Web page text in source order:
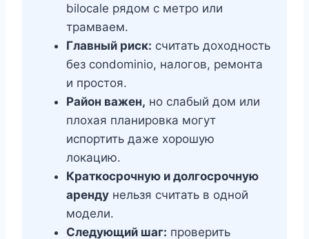
bilocale рядом с метро или
трамваем.
Главный риск: считать доходность
без condominio, налогов, ремонта
и простоя.
Район важен, но слабый дом или
плохая планировка могут
испортить даже хорошую
локацию.
Краткосрочную и долгосрочную
аренду нельзя считать в одной
модели.
Следующий шаг: проверить